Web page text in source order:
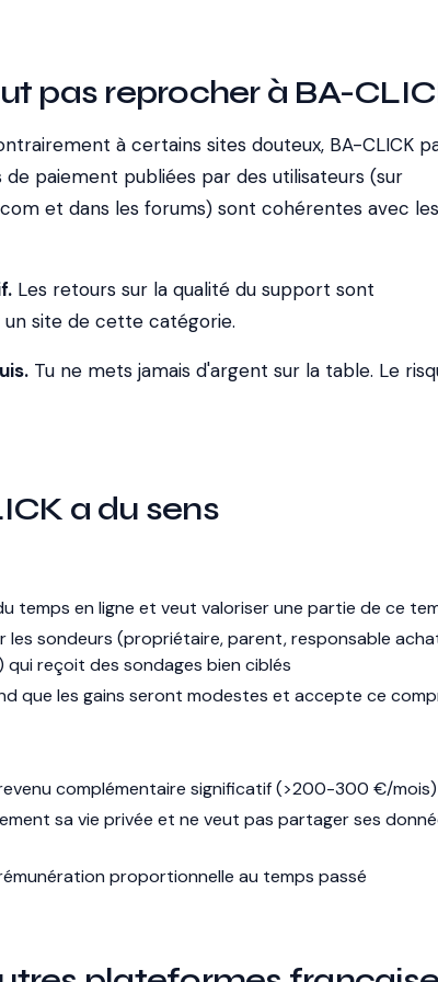
pas reprocher à BA-
à certains sites douteux, BA-CLICK
paiement publiées par des utilisateurs (sur
et dans les forums) sont cohérentes avec les
Les retours sur la qualité du support sont
site de cette catégorie.
Tu ne mets jamais d'argent sur la table. Le
a du sens
temps en ligne et veut valoriser une partie de ce
les sondeurs (propriétaire, parent, responsable
reçoit des sondages bien ciblés
que les gains seront modestes et accepte ce
complémentaire significatif (>200-300 €/mois)
sa vie privée et ne veut pas partager ses
proportionnelle au temps passé